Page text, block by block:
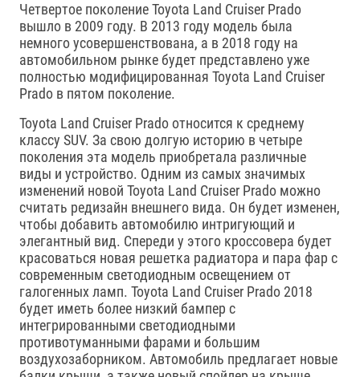
Четвертое поколение Toyota Land Cruiser Prado
вышло в 2009 году. В 2013 году модель была
немного усовершенствована, а в 2018 году на
автомобильном рынке будет представлено уже
полностью модифицированная Toyota Land Cruiser
Prado в пятом поколение.
Toyota Land Cruiser Prado относится к среднему
классу SUV. За свою долгую историю в четыре
поколения эта модель приобретала различные
виды и устройство. Одним из самых значимых
изменений новой Toyota Land Cruiser Prado можно
считать редизайн внешнего вида. Он будет изменен,
чтобы добавить автомобилю интригующий и
элегантный вид. Спереди у этого кроссовера будет
красоваться новая решетка радиатора и пара фар с
современным светодиодным освещением от
галогенных ламп. Toyota Land Cruiser Prado 2018
будет иметь более низкий бампер с
интегрированными светодиодными
противотуманными фарами и большим
воздухозаборником. Автомобиль предлагает новые